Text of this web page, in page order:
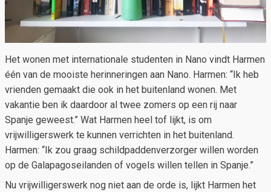
Het wonen met internationale studenten in Nano vindt Harmen
één van de mooiste herinneringen aan Nano. Harmen: “Ik heb
vrienden gemaakt die ook in het buitenland wonen. Met
vakantie ben ik daardoor al twee zomers op een rij naar
Spanje geweest.” Wat Harmen heel tof lijkt, is om
vrijwilligerswerk te kunnen verrichten in het buitenland.
Harmen: “Ik zou graag schildpaddenverzorger willen worden
op de Galapagoseilanden of vogels willen tellen in Spanje.”
Nu vrijwilligerswerk nog niet aan de orde is, lijkt Harmen het